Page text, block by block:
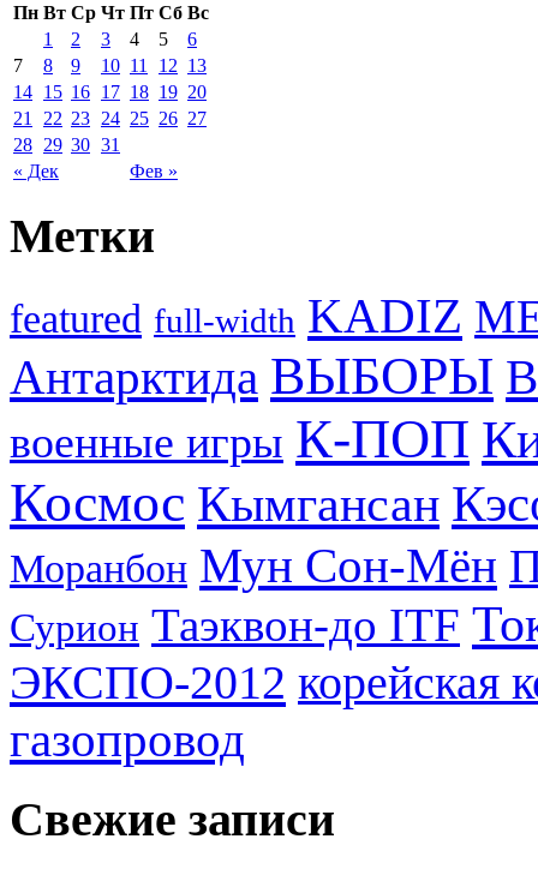
Пн Вт Ср Чт Пт Сб Вс
« Дек Фев »
1 2 3 4 5
6
7
8 9 10 11 12 13
14 15 16 17 18 19 20
21
22 23 24 25 26 27
28 29 30 31
Метки
featured full-width KADIZ
Антарктида ВЫБОРЫ
военные игры К-ПОП
Космос Кымгансан
Моранбон Мун Сон-Мён
Сурион Таэквон-до ITF
ЭКСПО-2012 корейская
газопровод
Свежие записи